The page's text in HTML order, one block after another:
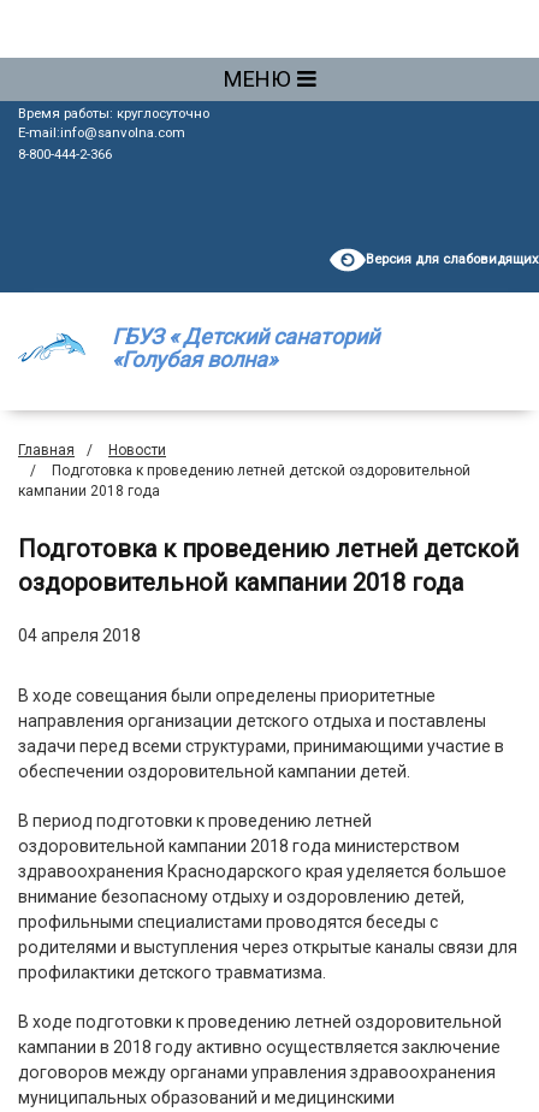
МЕНЮ
Время работы: круглосуточно
E-mail:info@sanvolna.com
8-800-444-2-366
Версия для слабовидящих
ГБУЗ « Детский санаторий
«Голубая волна»
Главная
Новости
Подготовка к проведению летней детской оздоровительной
кампании 2018 года
Подготовка к проведению летней детской
оздоровительной кампании 2018 года
04 апреля 2018
В ходе совещания были определены приоритетные
направления организации детского отдыха и поставлены
задачи перед всеми структурами, принимающими участие в
обеспечении оздоровительной кампании детей.
В период подготовки к проведению летней
оздоровительной кампании 2018 года министерством
здравоохранения Краснодарского края уделяется большое
внимание безопасному отдыху и оздоровлению детей,
профильными специалистами проводятся беседы с
родителями и выступления через открытые каналы связи для
профилактики детского травматизма.
В ходе подготовки к проведению летней оздоровительной
кампании в 2018 году активно осуществляется заключение
договоров между органами управления здравоохранения
муниципальных образований и медицинскими